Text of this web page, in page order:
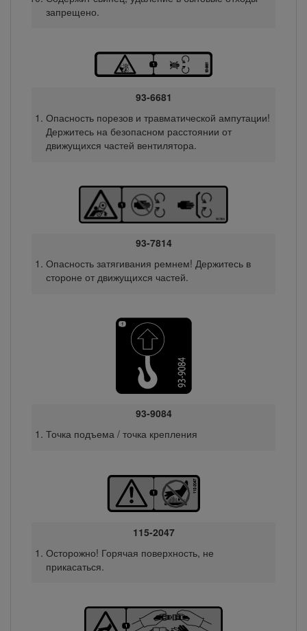
запрещено.
93-6681
Опасность порезов и травматической ампутации!
Держитесь на безопасном расстоянии от
движущихся частей вентилятора.
93-7814
Опасность затягивания ремнем! Держитесь в
стороне от движущихся частей.
93-9084
Точка подъема / точка крепления
115-2047
Осторожно! Горячая поверхность, не
прикасаться.